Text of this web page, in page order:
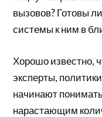
вызовов? Готовы
системы к ним в
Хорошо известно,
эксперты,
начинают
нарастающим